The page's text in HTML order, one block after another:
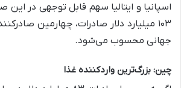
اسپانیا و ایتالیا سهم قابل توجهی در این
۱۰۳ میلیارد دلار صادرات، چهارمین
جهانی محسوب می‌شود.
چین: بزرگ‌ترین واردکننده غذا